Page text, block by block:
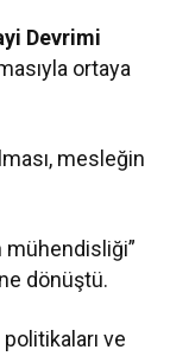
Devrimi
ortaya
mesleğin
mühendisliği”
dönüştü.
ve